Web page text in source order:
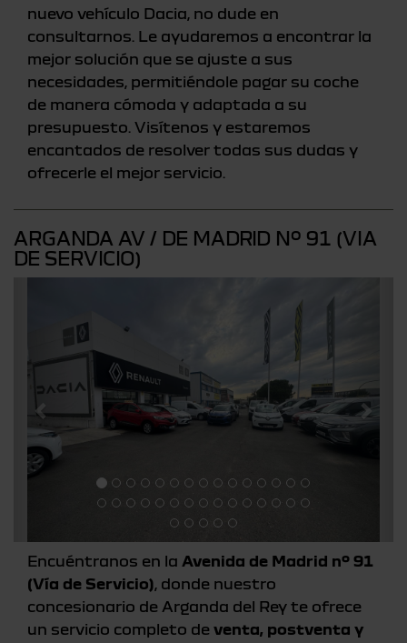
nuevo vehículo Dacia, no dude en
consultarnos. Le ayudaremos a encontrar la
mejor solución que se ajuste a sus
necesidades, permitiéndole pagar su coche
de manera cómoda y adaptada a su
presupuesto. Visítenos y estaremos
encantados de resolver todas sus dudas y
ofrecerle el mejor servicio.
ARGANDA AV / DE MADRID Nº 91 (VIA
DE SERVICIO)
Encuéntranos en la Avenida de Madrid nº 91
(Vía de Servicio), donde nuestro
concesionario de Arganda del Rey te ofrece
un servicio completo de venta, postventa y